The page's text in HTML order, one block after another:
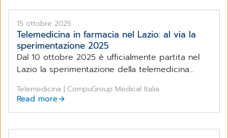
15 ottobre 2025
Telemedicina in farmacia nel Lazio: al via la
sperimentazione 2025
Dal 10 ottobre 2025 è ufficialmente partita nel
Lazio la sperimentazione della telemedicina...
Telemedicina | CompuGroup Medical Italia
Read more